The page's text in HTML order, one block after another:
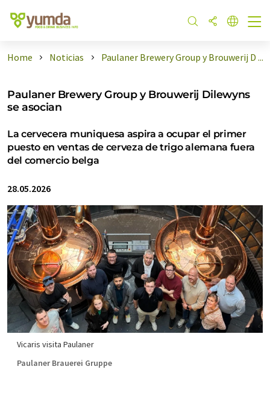
Home Noticias Paulaner Brewery Group y Brouwerij D ...
Paulaner Brewery Group y Brouwerij Dilewyns
se asocian
La cervecera muniquesa aspira a ocupar el primer
puesto en ventas de cerveza de trigo alemana fuera
del comercio belga
28.05.2026
Vicaris visita Paulaner
Paulaner Brauerei Gruppe